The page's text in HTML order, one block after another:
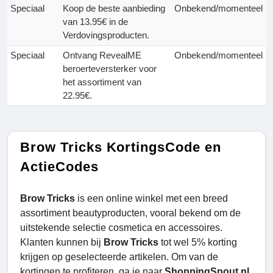
Speciaal
Koop de beste aanbieding
van 13.95€ in de
Verdovingsproducten.
Onbekend/momenteel
Speciaal
Ontvang RevealME
beroerteversterker voor
het assortiment van
22.95€.
Onbekend/momenteel
Brow Tricks KortingsCode en
ActieCodes
Brow Tricks is een online winkel met een breed
assortiment beautyproducten, vooral bekend om de
uitstekende selectie cosmetica en accessoires.
Klanten kunnen bij Brow Tricks tot wel 5% korting
krijgen op geselecteerde artikelen. Om van de